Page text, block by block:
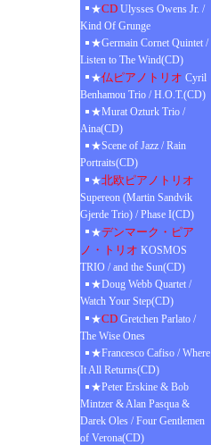
★CD Ulysses Owens Jr. /
Kind Of Grunge
★Germain Cornet Quintet /
Listen to The Wind(CD)
★仏ピアノトリオ Cyril
Benhamou Trio / H.O.T.(CD)
★Murat Ozturk Trio /
Aina(CD)
★Scene of Jazz / Rain
Portraits(CD)
★北欧ピアノトリオ
Supereon (Martin Sandvik
Gjerde Trio) / Phase I(CD)
★デンマーク・ピア
ノ・トリオ KOSMOS
TRIO / and the Sun(CD)
★Doug Webb Quartet /
Watch Your Step(CD)
★CD Gretchen Parlato /
The Wise Ones
★Francesco Cafiso / Where
It All Returns(CD)
★Peter Erskine & Bob
Mintzer & Alan Pasqua &
Darek Oles / Four Gentlemen
of Verona(CD)